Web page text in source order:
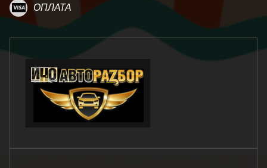
ОПЛАТА